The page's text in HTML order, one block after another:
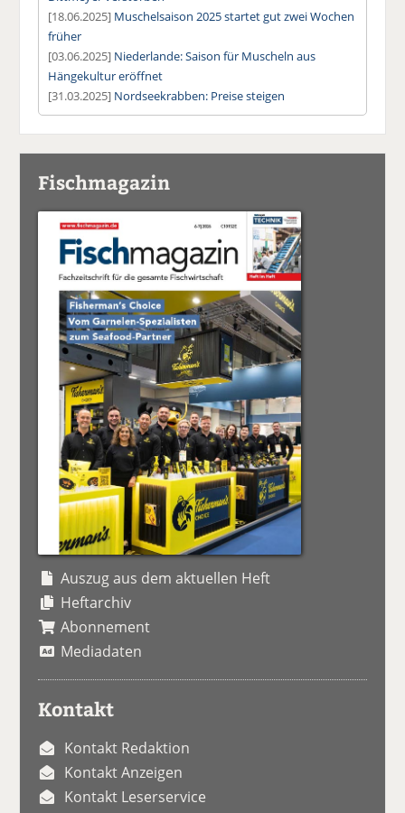
[18.06.2025] Muschelsaison 2025 startet gut zwei Wochen
früher
[03.06.2025] Niederlande: Saison für Muscheln aus
Hängekultur eröffnet
[31.03.2025] Nordseekrabben: Preise steigen
Fischmagazin
Auszug aus dem aktuellen Heft
Heftarchiv
Abonnement
Mediadaten
Kontakt
Kontakt Redaktion
Kontakt Anzeigen
Kontakt Leserservice